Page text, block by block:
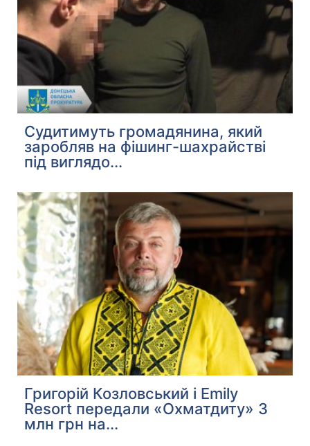
Судитимуть громадянина, який
заробляв на фішинг-шахрайстві
під виглядо...
Григорій Козловський і Emily
Resort передали «Охматдиту» 3
млн грн на...